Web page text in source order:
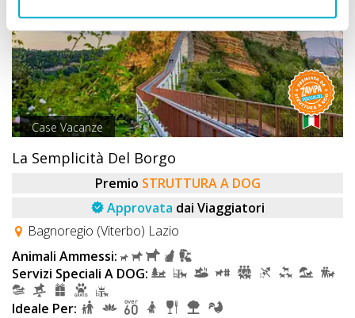
Case Vacanze
La Semplicità Del Borgo
Premio STRUTTURA A DOG
Approvata dai Viaggiatori
Bagnoregio (Viterbo) Lazio
Animali Ammessi:
Servizi Speciali A DOG:
Ideale Per: